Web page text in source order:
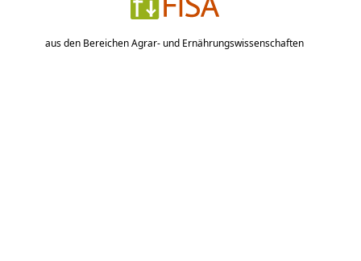
aus den Bereichen Agrar- und Ernährungswissenschaften